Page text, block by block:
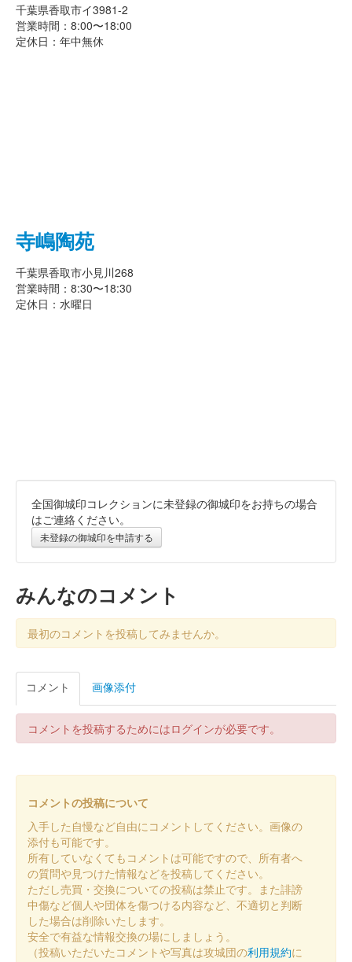
千葉県香取市イ3981-2
営業時間：8:00〜18:00
定休日：年中無休
寺嶋陶苑
千葉県香取市小見川268
営業時間：8:30〜18:30
定休日：水曜日
全国御城印コレクションに未登録の御城印をお持ちの場合
はご連絡ください。
未登録の御城印を申請する
みんなのコメント
最初のコメントを投稿してみませんか。
コメント 画像添付
コメントを投稿するためにはログインが必要です。
コメントの投稿について
入手した自慢など自由にコメントしてください。画像の
添付も可能です。
所有していなくてもコメントは可能ですので、所有者へ
の質問や見つけた情報などを投稿してください。
ただし売買・交換についての投稿は禁止です。また誹謗
中傷など個人や団体を傷つける内容など、不適切と判断
した場合は削除いたします。
安全で有益な情報交換の場にしましょう。
（投稿いただいたコメントや写真は攻城団の利用規約に